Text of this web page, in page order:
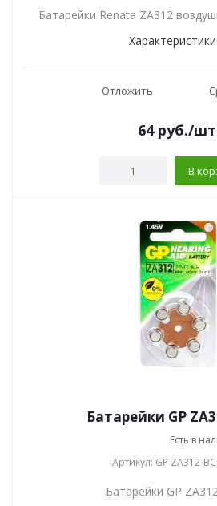
Батарейки Renata ZA312
Характеристики
Отложить
64руб./шт
В
Батарейки GP
Есть в
Артикул: GP ZA312-
Батарейки GP